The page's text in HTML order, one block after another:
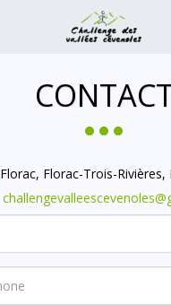
Florac, Florac-Trois-Rivières,